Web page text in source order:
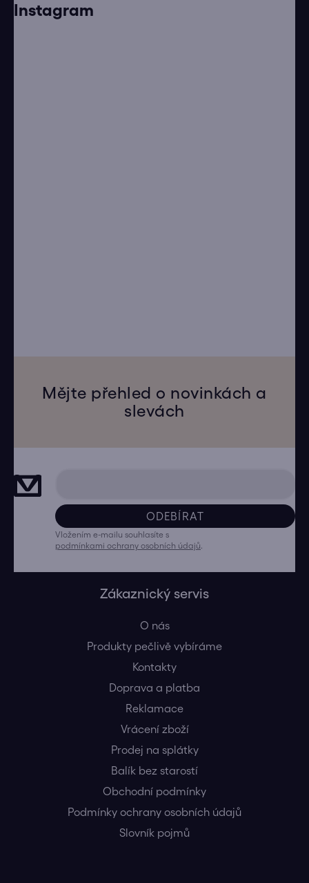
Instagram
Mějte přehled o novinkách a
slevách
ODEBÍRAT
Vložením e-mailu souhlasíte s
podmínkami ochrany osobních údajů
Zákaznický servis
O nás
Produkty pečlivě vybíráme
Kontakty
Doprava a platba
Reklamace
Vrácení zboží
Prodej na splátky
Balík bez starostí
Obchodní podmínky
Podmínky ochrany osobních údajů
Slovník pojmů